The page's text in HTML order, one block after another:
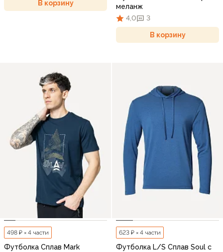
В корзину
меланж
4,0
3
В корзину
498 ₽ × 4 части
Футболка Сплав Mark
623 ₽ × 4 части
Футболка L/S Сплав Soul с